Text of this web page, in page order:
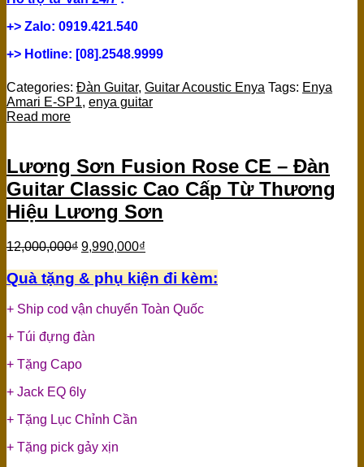
+> Zalo: 0919.421.540
+> Hotline: [08].2548.9999
Categories: Đàn Guitar, Guitar Acoustic Enya Tags: Enya
Amari E-SP1, enya guitar
Read more
Lương Sơn Fusion Rose CE – Đàn
Guitar Classic Cao Cấp Từ Thương
Hiệu Lương Sơn
12,000,000₫ 9,990,000₫
Quà tặng & phụ kiện đi kèm:
+ Ship cod vận chuyển Toàn Quốc
+ Túi đựng đàn
+ Tặng Capo
+ Jack EQ 6ly
+ Tặng Lục Chỉnh Cần
+ Tặng pick gảy xịn